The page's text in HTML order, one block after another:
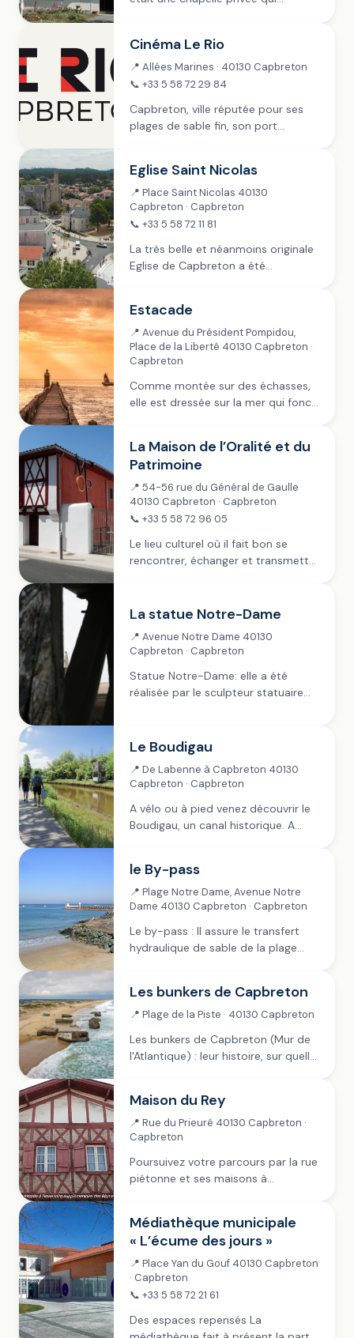
était propriété de l’Institut
d’Aquitaine...
Cinéma Le Rio
📍 Allées Marines · 40130 Capbreton
📞 +33 5 58 72 29 84
Capbreton, ville réputée pour ses
plages de sable fin, son port
cinéphiles du Sud-Ouest de la
France...
Eglise Saint Nicolas
📍 Place Saint Nicolas 40130
Capbreton · Capbreton
📞 +33 5 58 72 11 81
La très belle et néanmoins originale
Eglise de Capbreton a été
adosser une haute tour carrée
servant aux...
Estacade
📍 Avenue du Président Pompidou,
Place de la Liberté 40130 Capbreton ·
Capbreton
Comme montée sur des échasses,
elle est dressée sur la mer qui fonce
disait le poète...
La Maison de l’Oralité et du
Patrimoine
📍 54-56 rue du Général de Gaulle
40130 Capbreton · Capbreton
📞 +33 5 58 72 96 05
Le lieu culturel où il fait bon se
rencontrer, échanger et transmettre
deux maisons anciennes, situées
La statue Notre-Dame
📍 Avenue Notre Dame 40130
Capbreton · Capbreton
Statue Notre-Dame: elle a été
réalisée par le sculpteur statuaire
de Mont-de-Marsan, il a conçu de
nombreux bas-reliefs pour des...
Le Boudigau
📍 De Labenne à Capbreton 40130
Capbreton · Capbreton
A vélo ou à pied venez découvrir le
Boudigau, un canal historique. A
aménagées et observez la faune...
le By-pass
📍 Plage Notre Dame, Avenue Notre
Dame 40130 Capbreton · Capbreton
Le by-pass : Il assure le transfert
hydraulique de sable de la plage
hydro éjecteur puissant utilisant...
Les bunkers de Capbreton
📍 Plage de la Piste · 40130 Capbreton
Les bunkers de Capbreton (Mur de
l'Atlantique) : leur histoire, sur quelle
Le guide local.
Maison du Rey
📍 Rue du Prieuré 40130 Capbreton ·
Capbreton
Poursuivez votre parcours par la rue
piétonne et ses maisons à
Navarre, est venu plusieurs fois...
Médiathèque municipale
« L’écume des jours »
📍 Place Yan du Gouf 40130 Capbreton
· Capbreton
📞 +33 5 58 72 21 61
Des espaces repensés La